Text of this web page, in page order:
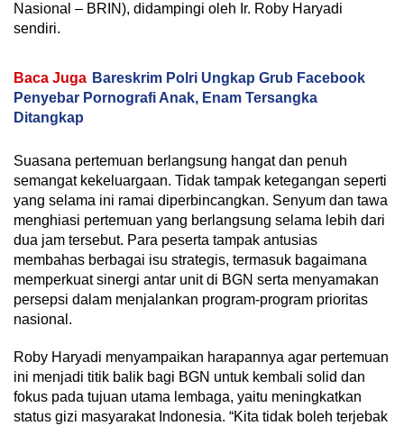
Nasional – BRIN), didampingi oleh Ir. Roby Haryadi
sendiri.
Baca Juga Bareskrim Polri Ungkap Grub Facebook
Penyebar Pornografi Anak, Enam Tersangka
Ditangkap
Suasana pertemuan berlangsung hangat dan penuh
semangat kekeluargaan. Tidak tampak ketegangan seperti
yang selama ini ramai diperbincangkan. Senyum dan tawa
menghiasi pertemuan yang berlangsung selama lebih dari
dua jam tersebut. Para peserta tampak antusias
membahas berbagai isu strategis, termasuk bagaimana
memperkuat sinergi antar unit di BGN serta menyamakan
persepsi dalam menjalankan program-program prioritas
nasional.
Roby Haryadi menyampaikan harapannya agar pertemuan
ini menjadi titik balik bagi BGN untuk kembali solid dan
fokus pada tujuan utama lembaga, yaitu meningkatkan
status gizi masyarakat Indonesia. “Kita tidak boleh terjebak